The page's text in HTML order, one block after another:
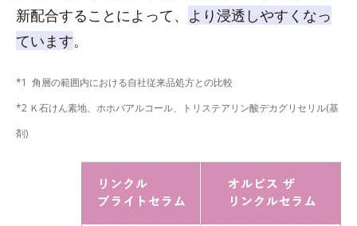
新配合することによって、 より浸透しやすくなっ
ています。
*1 角層の範囲内における自社従来品処方との比較
*2 Ｋ石けん素地、ホホバアルコール、トリステアリン酸デカグリセリル(基
剤)